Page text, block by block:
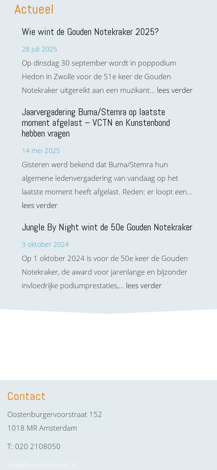
Actueel
Wie wint de Gouden Notekraker 2025?
28 juli 2025
Op dinsdag 30 september wordt in poppodium
Hedon in Zwolle voor de 51e keer de Gouden
Notekraker uitgereikt aan een muzikant… lees verder
Jaarvergadering Buma/Stemra op laatste
moment afgelast – VCTN en Kunstenbond
hebben vragen
14 mei 2025
Gisteren werd bekend dat Buma/Stemra hun
algemene ledenvergadering van vandaag op het
laatste moment heeft afgelast. Reden: er loopt een…
lees verder
Jungle By Night wint de 50e Gouden Notekraker
3 oktober 2024
Op 1 oktober 2024 is voor de 50e keer de Gouden
Notekraker, de award voor jarenlange en bijzonder
invloedrijke podiumprestaties,… lees verder
Contact
Oostenburgervoorstraat 152
1018 MR Amsterdam
T: 020 2108050
info@kunstenbond.nl